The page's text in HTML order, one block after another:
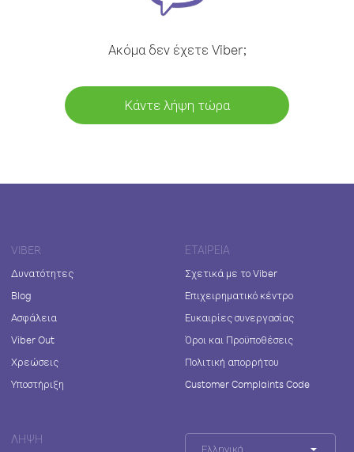
Ακόμα δεν έχετε Viber;
Κάντε λήψη τώρα
VIBER
Δυνατότητες
Blog
Ασφάλεια
Viber Out
Χρεώσεις
Υποστήριξη
ΕΤΑΙΡΕΊΑ
Σχετικά με το Viber
Επιχειρηματικό κέντρο
Ευκαιρίες συνεργασίας
Όροι και Προϋποθέσεις
Πολιτική απορρήτου
Customer Complaints Code
ΛΉΨΗ
Ελληνικά